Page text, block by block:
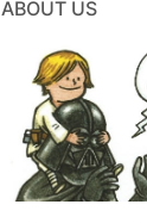
ABOUT US